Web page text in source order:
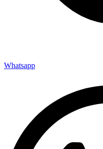
Whatsapp